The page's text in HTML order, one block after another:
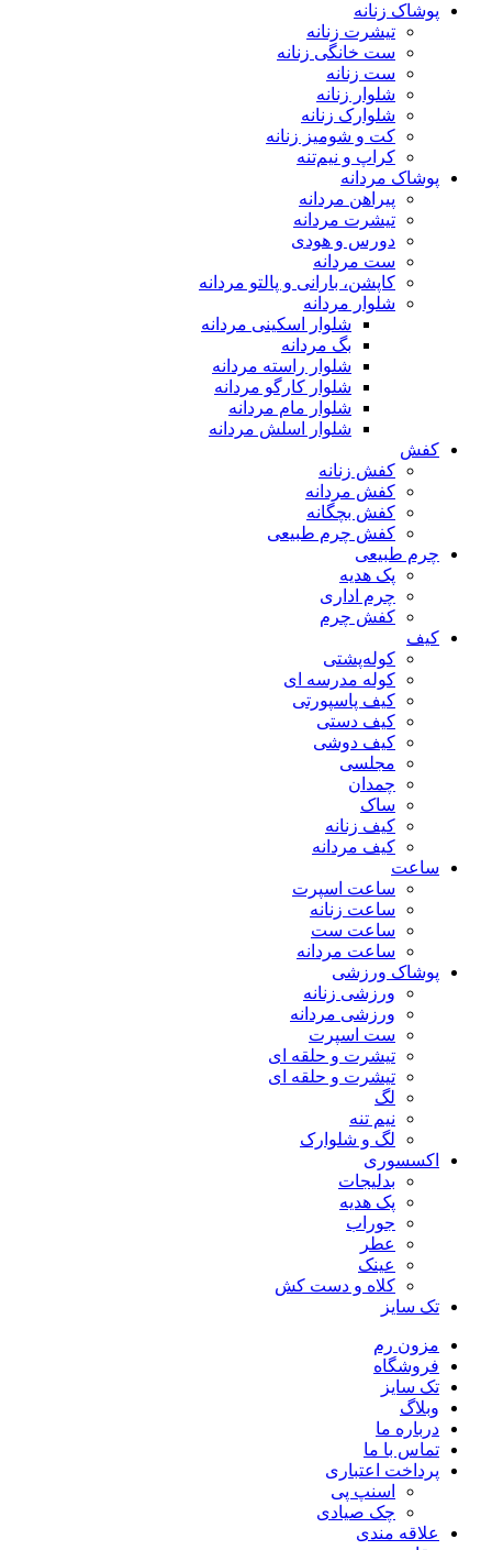
پوشاک زنانه
تیشرت زنانه
ست خانگی زنانه
ست زنانه
شلوار زنانه
شلوارک زنانه
کت و شومیز زنانه
کراپ و نیم‌تنه
پوشاک مردانه
پیراهن مردانه
تیشرت مردانه
دورس و هودی
ست مردانه
کاپشن، بارانی و پالتو مردانه
شلوار مردانه
شلوار اسکینی مردانه
بگ مردانه
شلوار راسته مردانه
شلوار کارگو مردانه
شلوار مام مردانه
شلوار اسلش مردانه
کفش
کفش زنانه
کفش مردانه
کفش بچگانه
کفش چرم طبیعی
چرم طبیعی
پک هدیه
چرم اداری
کفش چرم
کیف
کوله‌پشتی
کوله مدرسه ای
کیف پاسپورتی
کیف دستی
کیف دوشی
مجلسی
چمدان
ساک
کیف زنانه
کیف مردانه
ساعت
ساعت اسپرت
ساعت زنانه
ساعت ست
ساعت مردانه
پوشاک ورزشی
ورزشی زنانه
ورزشی مردانه
ست اسپرت
تیشرت و حلقه ای
تیشرت و حلقه ای
لگ
نیم تنه
لگ و شلوارک
اکسسوری
بدلیجات
پک هدیه
جوراب
عطر
عینک
کلاه و دست کش
تک سایز
مزون رم
فروشگاه
تک سایز
وبلاگ
درباره ما
تماس با ما
پرداخت اعتباری
اسنپ پی
چک صیادی
علاقه مندی